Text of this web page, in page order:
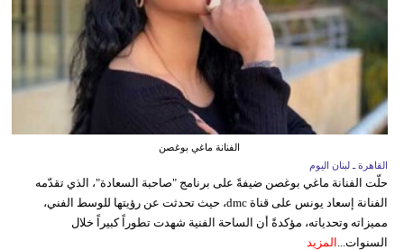
الفنانة ماغي بوغصن
القاهرة ـ لبنان اليوم
حلّت الفنانة ماغي بوغصن ضيفةً على برنامج "صاحبة السعادة"، الذي تقدّمه
الفنانة إسعاد يونس على قناة dmc، حيث تحدثت عن رؤيتها للوسط الفني،
مميزاته وتحدياته، مؤكدةً أن الساحة الفنية شهدت تطوراً كبيراً خلال
السنوات... المزيد